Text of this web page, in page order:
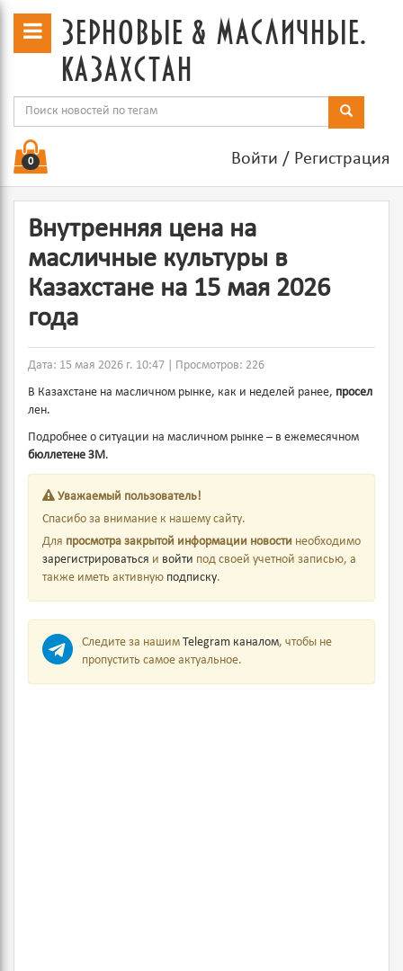
зерновые & масличные.
казахстан
Войти / Регистрация
0
Внутренняя цена на
масличные культуры в
Казахстане на 15 мая 2026
года
Дата: 15 мая 2026 г. 10:47 | Просмотров: 226
В Казахстане на масличном рынке, как и неделей ранее, просел
лен.
Подробнее о ситуации на масличном рынке – в ежемесячном
бюллетене ЗМ.
Уважаемый пользователь!
Спасибо за внимание к нашему сайту.
Для просмотра закрытой информации новости необходимо
зарегистрироваться и войти под своей учетной записью, а
также иметь активную подписку.
Следите за нашим Telegram каналом, чтобы не
пропустить самое актуальное.